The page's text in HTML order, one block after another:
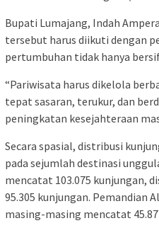
Bupati Lumajang, Indah
tersebut harus diikuti dengan
pertumbuhan tidak hanya
“Pariwisata harus dikelola
tepat sasaran, terukur, dan
peningkatan kesejahteraan
Secara spasial, distribusi
pada sejumlah destinasi
mencatat 103.075 kunjungan,
95.305 kunjungan. Pemandian
masing-masing mencatat